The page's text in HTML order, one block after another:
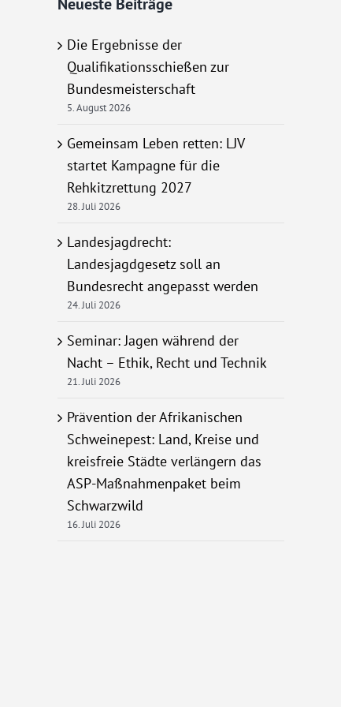
Die Ergebnisse der
Qualifikationsschießen zur
Bundesmeisterschaft
5. August 2026
Gemeinsam Leben retten: LJV
startet Kampagne für die
Rehkitzrettung 2027
28. Juli 2026
Landesjagdrecht:
Landesjagdgesetz soll an
Bundesrecht angepasst werden
24. Juli 2026
Seminar: Jagen während der
Nacht – Ethik, Recht und Technik
21. Juli 2026
Prävention der Afrikanischen
Schweinepest: Land, Kreise und
kreisfreie Städte verlängern das
ASP-Maßnahmenpaket beim
Schwarzwild
16. Juli 2026